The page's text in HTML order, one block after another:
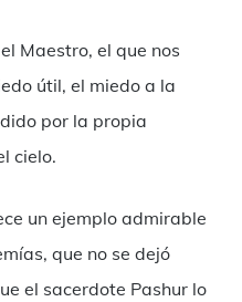
Maestro, el que nos
útil, el miedo a la
por la propia
cielo.
un ejemplo admirable
que no se dejó
el sacerdote Pashur lo